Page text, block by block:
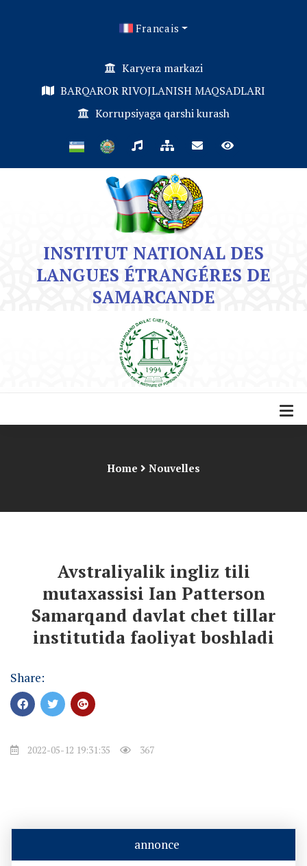
Francais
Karyera markazi
BARQAROR RIVOJLANISH MAQSADLARI
Korrupsiyaga qarshi kurash
INSTITUT NATIONAL DES
LANGUES ÉTRANGÉRES DE
SAMARCANDE
Home Nouvelles
Avstraliyalik ingliz tili
mutaxassisi Ian Patterson
Samarqand davlat chet tillar
institutida faoliyat boshladi
Share:
2022-05-12 19:31:35 367
annonce